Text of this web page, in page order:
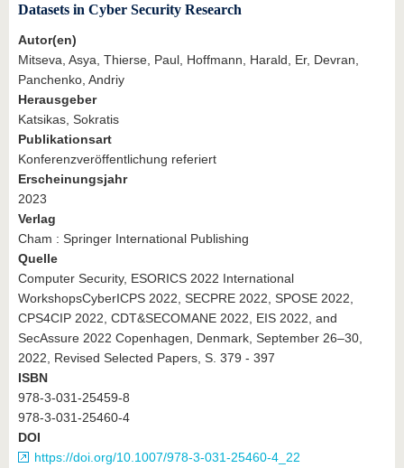
Datasets in Cyber Security Research
Autor(en)
Mitseva, Asya, Thierse, Paul, Hoffmann, Harald, Er, Devran,
Panchenko, Andriy
Herausgeber
Katsikas, Sokratis
Publikationsart
Konferenzveröffentlichung referiert
Erscheinungsjahr
2023
Verlag
Cham : Springer International Publishing
Quelle
Computer Security, ESORICS 2022 International
WorkshopsCyberICPS 2022, SECPRE 2022, SPOSE 2022,
CPS4CIP 2022, CDT&SECOMANE 2022, EIS 2022, and
SecAssure 2022 Copenhagen, Denmark, September 26–30,
2022, Revised Selected Papers, S. 379 - 397
ISBN
978-3-031-25459-8
978-3-031-25460-4
DOI
https://doi.org/10.1007/978-3-031-25460-4_22